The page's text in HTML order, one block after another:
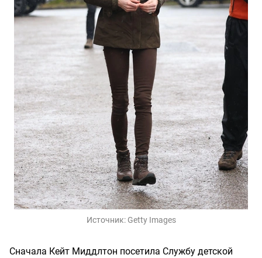
Источник: Getty Images
Сначала Кейт Миддлтон посетила Службу детской